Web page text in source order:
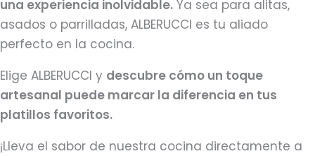
una experiencia inolvidable. Ya sea para alitas,
asados o parrilladas, ALBERUCCI es tu aliado
perfecto en la cocina.
Elige ALBERUCCI y descubre cómo un toque
artesanal puede marcar la diferencia en tus
platillos favoritos.
¡Lleva el sabor de nuestra cocina directamente a